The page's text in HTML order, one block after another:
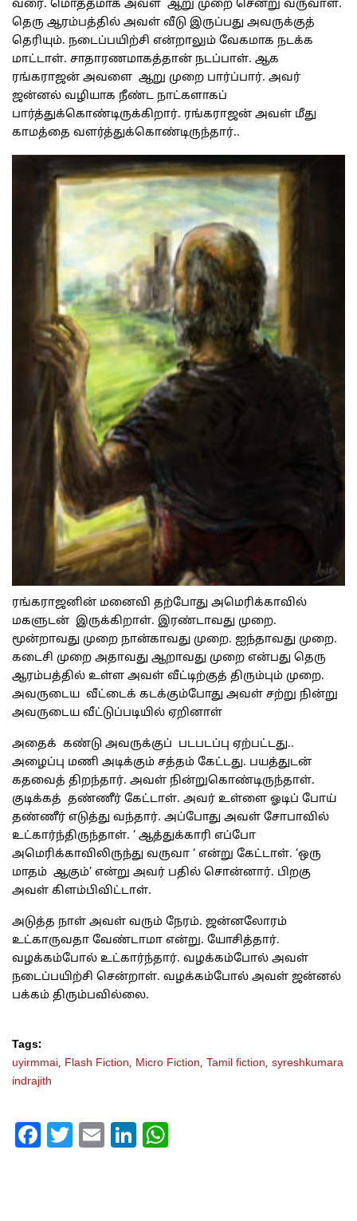
வரை. மொத்தமாக அவள் ஆறு முறை சென்று வருவாள்.
தெரு ஆரம்பத்தில் அவள் வீடு இருப்பது அவருக்குத்
தெரியும். நடைப்பயிற்சி என்றாலும் வேகமாக நடக்க
மாட்டாள். சாதாரணமாகத்தான் நடப்பாள். ஆக
ரங்கராஜன் அவளை ஆறு முறை பார்ப்பார். அவர்
ஜன்னல் வழியாக நீண்ட நாட்களாகப்
பார்த்துக்கொண்டிருக்கிறார். ரங்கராஜன் அவள் மீது
காமத்தை வளர்த்துக்கொண்டிருந்தார்..
ரங்கராஜனின் மனைவி தற்போது அமெரிக்காவில்
மகளுடன் இருக்கிறாள். இரண்டாவது முறை.
மூன்றாவது முறை நான்காவது முறை. ஐந்தாவது முறை.
கடைசி முறை அதாவது ஆறாவது முறை என்பது தெரு
ஆரம்பத்தில் உள்ள அவள் வீட்டிற்குத் திரும்பும் முறை.
அவருடைய வீட்டைக் கடக்கும்போது அவள் சற்று நின்று
அவருடைய வீட்டுப்படியில் ஏறினாள்
அதைக் கண்டு அவருக்குப் படபடப்பு ஏற்பட்டது..
அழைப்பு மணி அடிக்கும் சத்தம் கேட்டது. பயத்துடன்
கதவைத் திறந்தார். அவள் நின்றுகொண்டிருந்தாள்.
குடிக்கத் தண்ணீர் கேட்டாள். அவர் உள்ளை ஓடிப் போய்
தண்ணீர் எடுத்து வந்தார். அப்போது அவள் சோபாவில்
உட்கார்ந்திருந்தாள். ‘ ஆத்துக்காரி எப்போ
அமெரிக்காவிலிருந்து வருவா ‘ என்று கேட்டாள். ‘ஒரு
மாதம் ஆகும்’ என்று அவர் பதில் சொன்னார். பிறகு
அவள் கிளம்பிவிட்டாள்.
அடுத்த நாள் அவள் வரும் நேரம். ஜன்னலோரம்
உட்காருவதா வேண்டாமா என்று. யோசித்தார்.
வழக்கம்போல் உட்கார்ந்தார். வழக்கம்போல் அவள்
நடைப்பயிற்சி சென்றாள். வழக்கம்போல் அவள் ஜன்னல்
பக்கம் திரும்பவில்லை.
Tags:
uyirmmai, Flash Fiction, Micro Fiction, Tamil fiction, syreshkumara
indrajith
Facebook
Twitter
EmailLinkedIn